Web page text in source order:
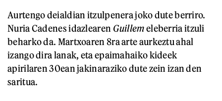
Aurtengo deialdian itzulpenera joko dute berriro.
Nuria Cadenes idazlearen Guillemeleberria itzuli
beharko da. Martxoaren 8ra arte aurkeztu ahal
izango dira lanak, eta epaimahaiko kideek
apirilaren 30ean jakinaraziko dute zein izan den
saritua.